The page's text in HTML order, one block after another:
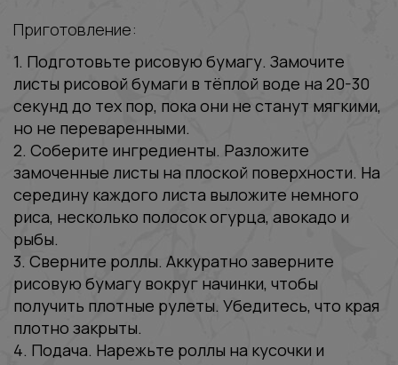
Приготовление:
1. Подготовьте рисовую бумагу. Замочите
листы рисовой бумаги в тёплой воде на 20-30
секунд до тех пор, пока они не станут мягкими,
но не переваренными.
2. Соберите ингредиенты. Разложите
замоченные листы на плоской поверхности. На
середину каждого листа выложите немного
риса, несколько полосок огурца, авокадо и
рыбы.
3. Сверните роллы. Аккуратно заверните
рисовую бумагу вокруг начинки, чтобы
получить плотные рулеты. Убедитесь, что края
плотно закрыты.
4. Подача. Нарежьте роллы на кусочки и